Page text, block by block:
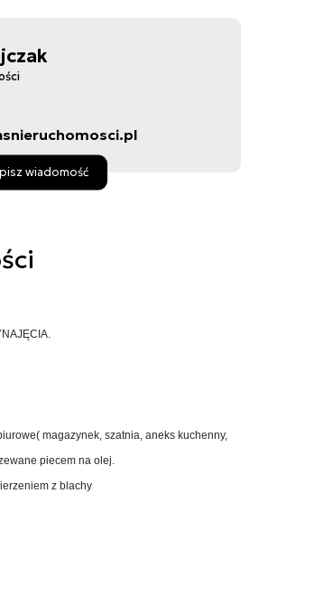
wiadomość
magazynek, szatnia, aneks kuchenny,
piecem na olej.
z blachy